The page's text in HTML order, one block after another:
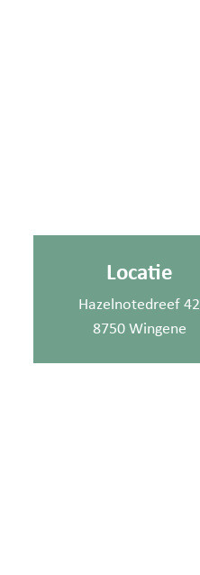
Locatie
Hazelnotedreef 42
8750 Wingene